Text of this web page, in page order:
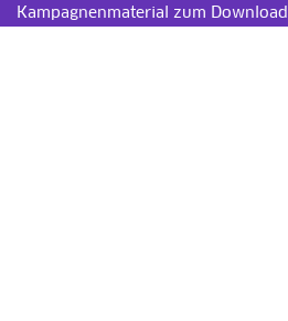
Kampagnenmaterial zum Download